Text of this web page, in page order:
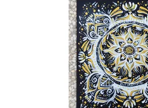
Dostupnost:
Vyprodáno
8019